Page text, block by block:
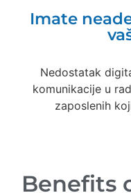
Imate
Nedostatak
komunikacije u
zaposlenih
Benefits